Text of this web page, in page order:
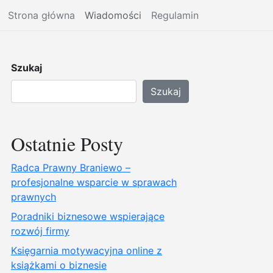
Strona główna Wiadomości Regulamin
Szukaj
Szukaj
Ostatnie Posty
Radca Prawny Braniewo –
profesjonalne wsparcie w sprawach
prawnych
Poradniki biznesowe wspierające
rozwój firmy
Księgarnia motywacyjna online z
książkami o biznesie